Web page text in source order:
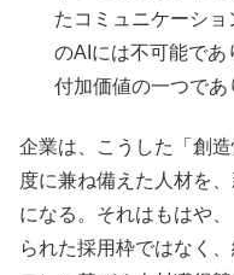
たコミュニケーシ
のAIには不可能であ
付加価値の一つであ
企業は、こうした「創
度に兼ね備えた人材を
になる。それはもはや
られた採用枠ではなく